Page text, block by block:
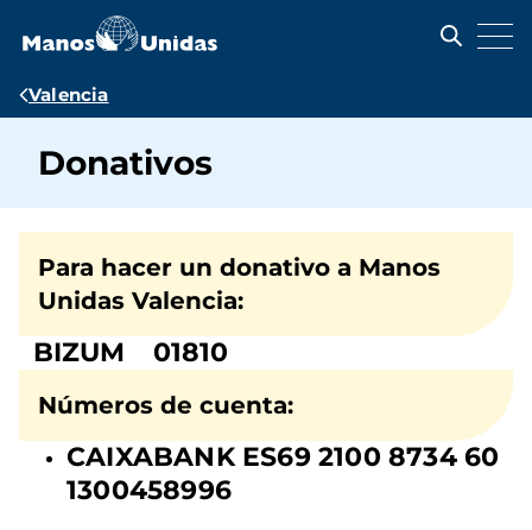
contenido
Ruta
navegación
Valencia
Donativos
Para hacer un donativo a Manos
Unidas Valencia:
BIZUM 01810
Números de cuenta:
CAIXABANK ES69 2100 8734 60
1300458996